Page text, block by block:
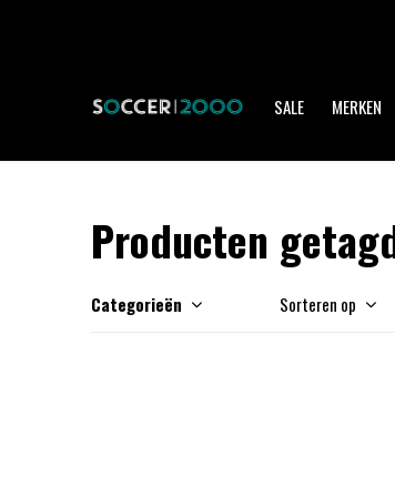
SALE MERKEN
Producten
Categorieën Sorteren op